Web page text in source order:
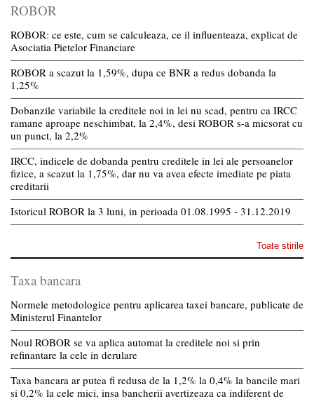
ROBOR
ROBOR: ce este, cum se calculeaza, ce il influenteaza, explicat de
Asociatia Pietelor Financiare
ROBOR a scazut la 1,59%, dupa ce BNR a redus dobanda la
1,25%
Dobanzile variabile la creditele noi in lei nu scad, pentru ca IRCC
ramane aproape neschimbat, la 2,4%, desi ROBOR s-a micsorat cu
un punct, la 2,2%
IRCC, indicele de dobanda pentru creditele in lei ale persoanelor
fizice, a scazut la 1,75%, dar nu va avea efecte imediate pe piata
creditarii
Istoricul ROBOR la 3 luni, in perioada 01.08.1995 - 31.12.2019
Toate stirile
Taxa bancara
Normele metodologice pentru aplicarea taxei bancare, publicate de
Ministerul Finantelor
Noul ROBOR se va aplica automat la creditele noi si prin
refinantare la cele in derulare
Taxa bancara ar putea fi redusa de la 1,2% la 0,4% la bancile mari
si 0,2% la cele mici, insa bancherii avertizeaza ca indiferent de